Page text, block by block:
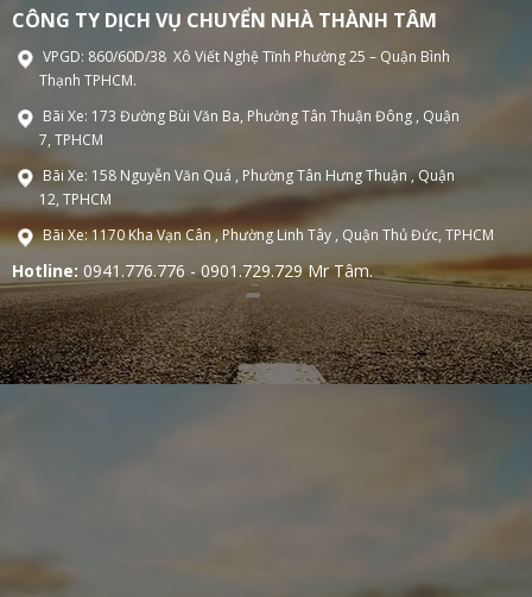
CÔNG TY DỊCH VỤ CHUYỂN NHÀ THÀNH TÂM
VPGD: 860/60D/38 Xô Viết Nghệ Tĩnh Phường 25 – Quận Bình
Thạnh TPHCM.
Bãi Xe: 173 Đường Bùi Văn Ba, Phường Tân Thuận Đông , Quận
7, TPHCM
Bãi Xe: 158 Nguyễn Văn Quá , Phường Tân Hưng Thuận , Quận
12, TPHCM
Bãi Xe: 1170 Kha Vạn Cân , Phường Linh Tây , Quận Thủ Đức, TPHCM
Hotline: 0941.776.776 - 0901.729.729 Mr Tâm.